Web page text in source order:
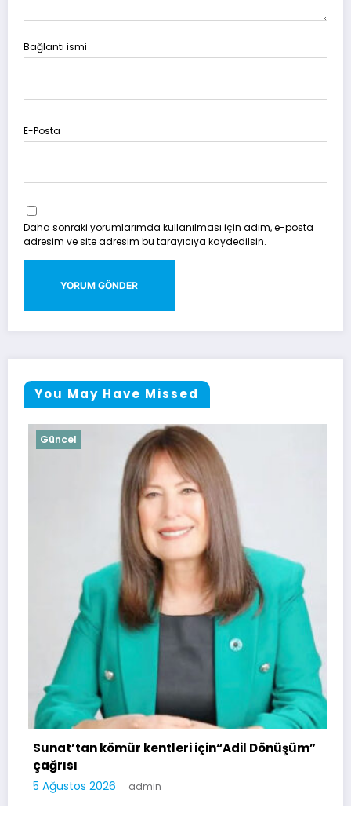
Bağlantı ismi
E-Posta
Daha sonraki yorumlarımda kullanılması için adım, e-posta
adresim ve site adresim bu tarayıcıya kaydedilsin.
You May Have Missed
Güncel
Sunat’tan kömür kentleri için“Adil Dönüşüm”
çağrısı
5 Ağustos 2026 admin